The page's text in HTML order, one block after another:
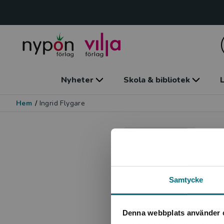
Samtycke
Denna webbplats använder
Nyheter Skola & bibliotek
Hem / Ingrid Flygare